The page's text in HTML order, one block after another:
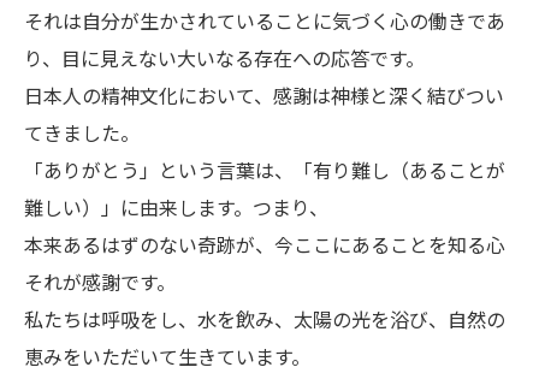
それは自分が生かされていることに気づく心の働きであ
り、目に見えない大いなる存在への応答です。
日本人の精神文化において、感謝は神様と深く結びつい
てきました。
「ありがとう」という言葉は、「有り難し（あることが
難しい）」に由来します。つまり、
本来あるはずのない奇跡が、今ここにあることを知る心
それが感謝です。
私たちは呼吸をし、水を飲み、太陽の光を浴び、自然の
恵みをいただいて生きています。